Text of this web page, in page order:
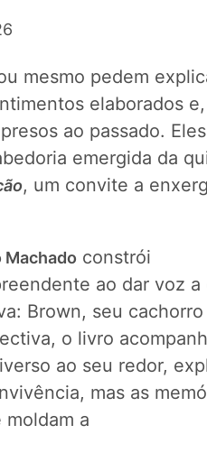
mesmo pedem
elaborados e,
ao passado.
emergida da
, um convite a
Machado constrói
ao dar voz a
Brown, seu
o livro
ao seu redor,
mas as
a